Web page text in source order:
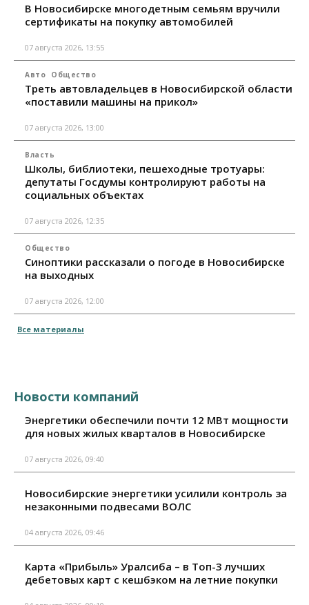
В Новосибирске многодетным семьям вручили
сертификаты на покупку автомобилей
07 августа 2026, 13:55
Авто Общество
Треть автовладельцев в Новосибирской области
«поставили машины на прикол»
07 августа 2026, 13:00
Власть
Школы, библиотеки, пешеходные тротуары:
депутаты Госдумы контролируют работы на
социальных объектах
07 августа 2026, 12:35
Общество
Синоптики рассказали о погоде в Новосибирске
на выходных
07 августа 2026, 12:00
Все материалы
Новости компаний
Энергетики обеспечили почти 12 МВт мощности
для новых жилых кварталов в Новосибирске
07 августа 2026, 09:40
Новосибирские энергетики усилили контроль за
незаконными подвесами ВОЛС
04 августа 2026, 09:46
Карта «Прибыль» Уралсиба – в Топ-3 лучших
дебетовых карт с кешбэком на летние покупки